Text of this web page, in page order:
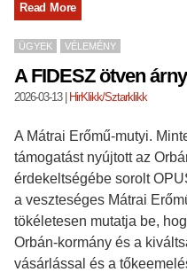
Read More
ÜGYEK VÉLEMÉNY
A FIDESZ ötven
2026-03-13| HirKlikk/Sztarklikk
A Mátrai Erőmű-mutyi.
támogatást nyújtott az
érdekeltségébe sorolt
a veszteséges Mátrai
tökéletesen mutatja be,
Orbán-kormány és a
vásárlással és a